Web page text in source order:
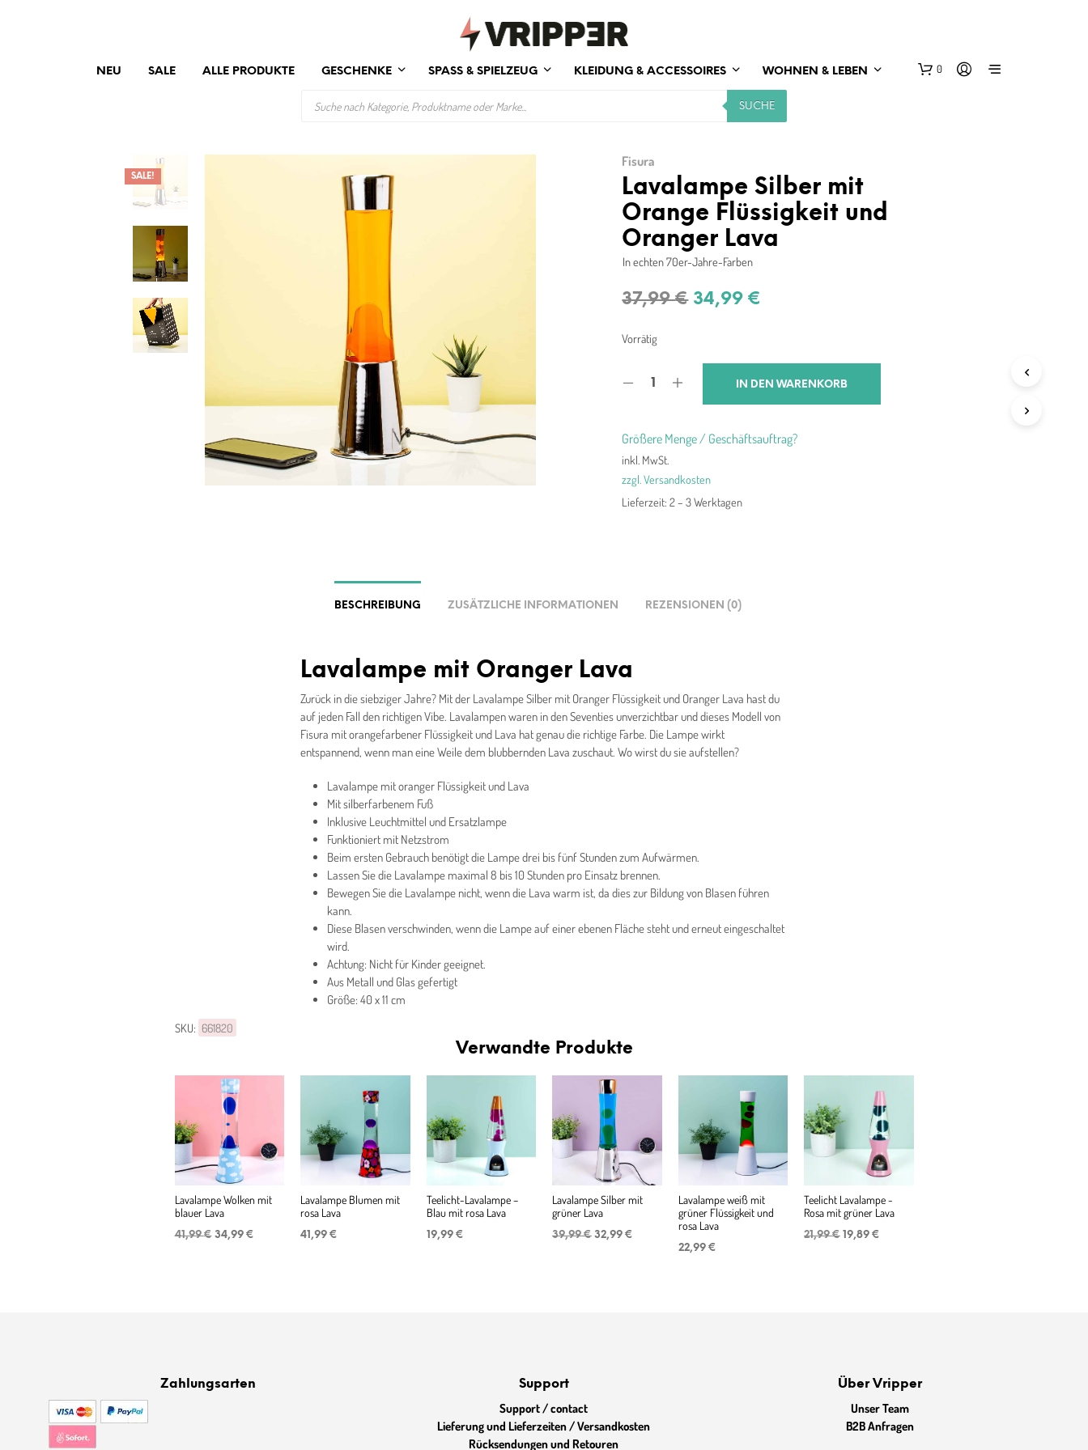
NEU SALE ALLE PRODUKTE GESCHENKE SPASS & SPIELZEUG KLEIDUNG & ACCESSOIRES WOHNEN & LEBEN 0
SUCHE
SALE!
Fisura
Lavalampe Silber mit
Orange Flüssigkeit und
Oranger Lava
In echten 70er-Jahre-Farben
37,99€ Ursprünglicher
37,99 €
34,99€
34,99 €.
Vorrätig
IN DEN WARENKORB
Größere Menge / Geschäftsauftrag?
inkl. MwSt.
zzgl. Versandkosten
Lieferzeit:2 – 3 Werktagen
BESCHREIBUNG ZUSÄTZLICHE INFORMATIONEN REZENSIONEN (0)
Lavalampe mit Oranger Lava
Zurück in die siebziger Jahre? Mit der Lavalampe Silber mit Oranger Flüssigkeit und Oranger Lava hast du
auf jeden Fall den richtigen Vibe. Lavalampen waren in den Seventies unverzichtbar und dieses Modell von
Fisura mit orangefarbener Flüssigkeit und Lava hat genau die richtige Farbe. Die Lampe wirkt
entspannend, wenn man eine Weile dem blubbernden Lava zuschaut. Wo wirst du sie aufstellen?
Lavalampe mit oranger Flüssigkeit und Lava
Mit silberfarbenem Fuß
Inklusive Leuchtmittel und Ersatzlampe
Funktioniert mit Netzstrom
Beim ersten Gebrauch benötigt die Lampe drei bis fünf Stunden zum Aufwärmen.
Lassen Sie die Lavalampe maximal 8 bis 10 Stunden pro Einsatz brennen.
Bewegen Sie die Lavalampe nicht, wenn die Lava warm ist, da dies zur Bildung von Blasen führen
kann.
Diese Blasen verschwinden, wenn die Lampe auf einer ebenen Fläche steht und erneut eingeschaltet
wird.
Achtung: Nicht für Kinder geeignet.
Aus Metall und Glas gefertigt
Größe: 40 x 11 cm
SKU: 661820
Verwandte Produkte
Lavalampe Wolken mit
blauer Lava
41,99€ Ursprünglicher
34,99 €
Lavalampe Blumen mit
rosa Lava
41,99 €
Teelicht-Lavalampe –
Blau mit rosa Lava
19,99 €
Lavalampe Silber mit
grüner Lava
39,99€ Ursprünglicher
32,99 € Aktueller
Lavalampe weiß mit
grüner Flüssigkeit und
rosa Lava
22,99 €
Teelicht Lavalampe -
Rosa mit grüner Lava
21,99€ Ursprünglicher
19,89 €
Zahlungsarten Support
Support / contact
Lieferung und Lieferzeiten / Versandkosten
Rücksendungen und Retouren
Über Vripper
Unser Team
B2B Anfragen